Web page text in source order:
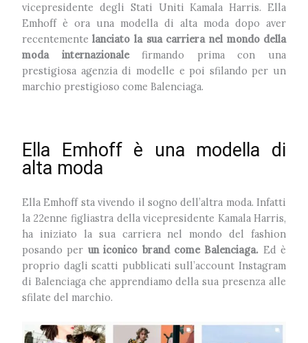
vicepresidente degli Stati Uniti Kamala Harris. Ella
Emhoff è ora una modella di alta moda dopo aver
recentementelanciato la sua carriera nel mondo della
moda internazionalefirmando prima con una
prestigiosa agenzia di modelle e poi sfilando per un
marchio prestigioso come Balenciaga.
Ella Emhoff è una modella di
alta moda
Ella Emhoff sta vivendo il sogno dell’altra moda. Infatti
la 22enne figliastra della vicepresidente Kamala Harris,
ha iniziato la sua carriera nel mondo del fashion
posando per un iconico brand come Balenciaga. Ed è
proprio dagli scatti pubblicati sull’account Instagram
di Balenciaga che apprendiamo della sua presenza alle
sfilate del marchio.